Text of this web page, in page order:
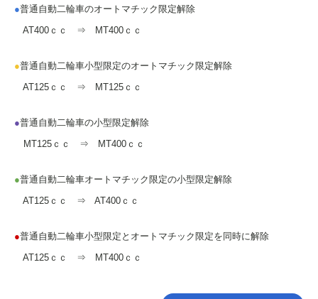
●普通自動二輪車のオートマチック限定解除
AT400ｃｃ ⇒ MT400ｃｃ
●普通自動二輪車小型限定のオートマチック限定解除
AT125ｃｃ ⇒ MT125ｃｃ
●普通自動二輪車の小型限定解除
MT125ｃｃ ⇒ MT400ｃｃ
●普通自動二輪車オートマチック限定の小型限定解除
AT125ｃｃ ⇒ AT400ｃｃ
●普通自動二輪車小型限定とオートマチック限定を同時に解除
AT125ｃｃ ⇒ MT400ｃｃ